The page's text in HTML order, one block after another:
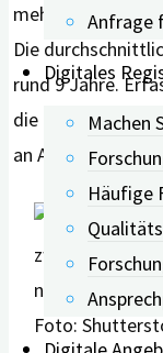
Anfrage
Digitales
Machen
Häufige
mehr als 55
Die
rund 9 Jahre.
die Fett- und
an Arm- und
Foto: